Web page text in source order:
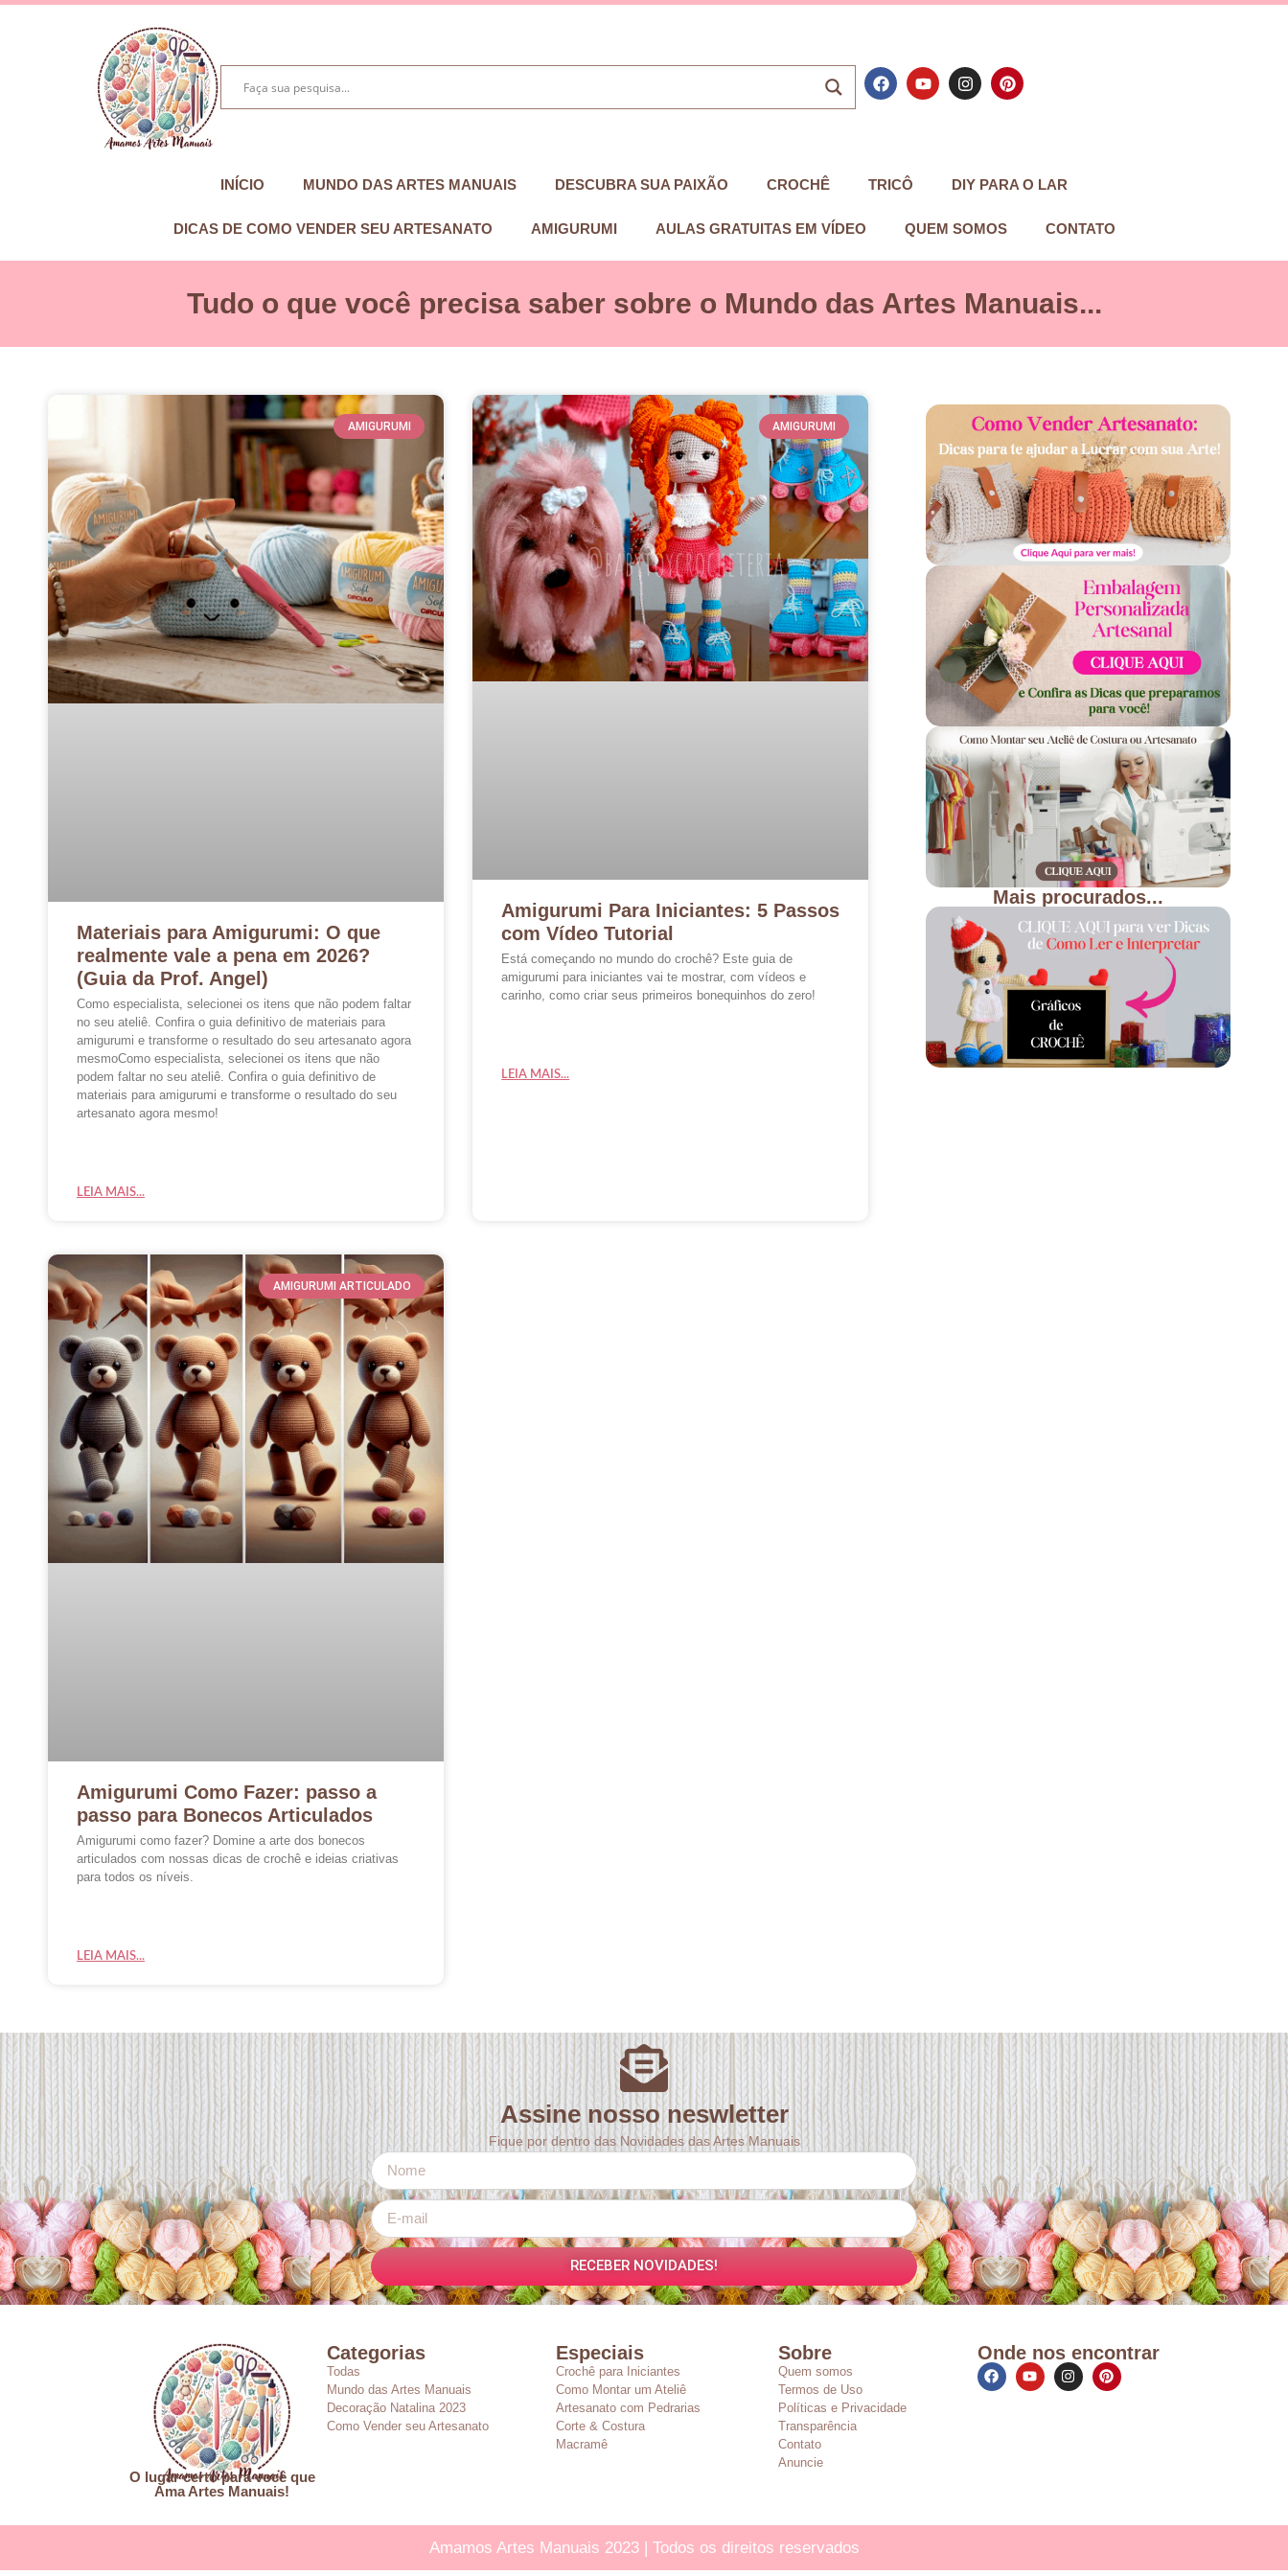
INÍCIO MUNDO DAS ARTES MANUAIS DESCUBRA SUA PAIXÃO CROCHÊ TRICÔ DIY PARA O LAR
DICAS DE COMO VENDER SEU ARTESANATO AMIGURUMI AULAS GRATUITAS EM VÍDEO QUEM SOMOS CONTATO
Tudo o que você precisa saber sobre o Mundo das Artes Manuais...
AMIGURUMI
Materiais para Amigurumi: O que
realmente vale a pena em 2026?
(Guia da Prof. Angel)
Como especialista, selecionei os itens que não podem faltar
no seu ateliê. Confira o guia definitivo de materiais para
amigurumi e transforme o resultado do seu artesanato agora
mesmoComo especialista, selecionei os itens que não
podem faltar no seu ateliê. Confira o guia definitivo de
materiais para amigurumi e transforme o resultado do seu
artesanato agora mesmo!
LEIA MAIS...
AMIGURUMI
Amigurumi Para Iniciantes: 5 Passos
com Vídeo Tutorial
Está começando no mundo do crochê? Este guia de
amigurumi para iniciantes vai te mostrar, com vídeos e
carinho, como criar seus primeiros bonequinhos do zero!
LEIA MAIS...
AMIGURUMI ARTICULADO
Amigurumi Como Fazer: passo a
passo para Bonecos Articulados
Amigurumi como fazer? Domine a arte dos bonecos
articulados com nossas dicas de crochê e ideias criativas
para todos os níveis.
LEIA MAIS...
Mais procurados...
Assine nosso neswletter
Fique por dentro das Novidades das Artes Manuais
RECEBER NOVIDADES!
O lugar certo para você que
Ama Artes Manuais!
Categorias
Todas
Mundo das Artes Manuais
Decoração Natalina 2023
Como Vender seu Artesanato
Especiais
Crochê para Iniciantes
Como Montar um Ateliê
Artesanato com Pedrarias
Corte & Costura
Macramê
Sobre
Quem somos
Termos de Uso
Políticas e Privacidade
Transparência
Contato
Anuncie
Onde nos encontrar
Amamos Artes Manuais 2023 | Todos os direitos reservados